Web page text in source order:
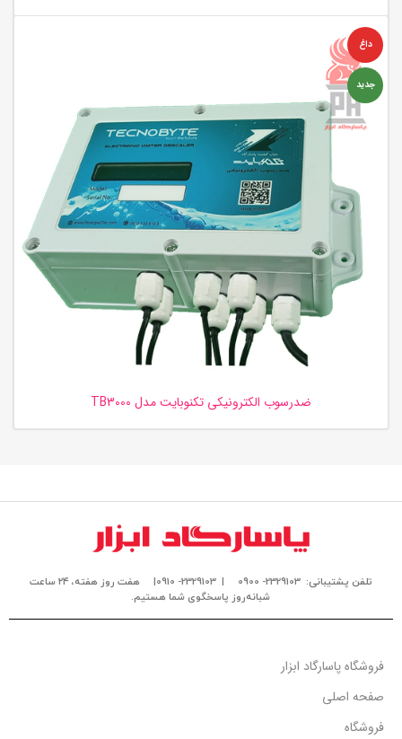
داغ
جدید
ضدرسوب الکترونیکی تکنوبایت مدل TB3000
تلفن پشتیبانی: 2329103- 0900 | 2329103- 0910|
هفت روز هفته، ۲۴ ساعت
شبانه‌روز پاسخگوی شما هستیم.
فروشگاه پاسارگاد ابزار
صفحه اصلی
فروشگاه